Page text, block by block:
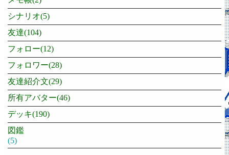
シナリオ(5)
友達(104)
フォロー(12)
フォロワー(28)
友達紹介文(29)
所有アバター(46)
デッキ(190)
図鑑
(5)